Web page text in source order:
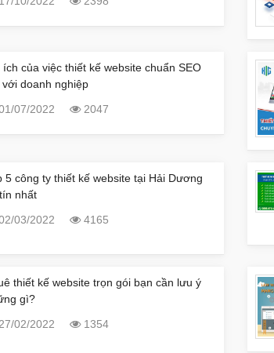
ích của việc thiết kế website chuẩn SEO
với doanh nghiệp
07/2022
2047
5 công ty thiết kế website tại Hải Dương
nhất
03/2022
4165
thiết kế website trọn gói bạn cần lưu ý
gì?
02/2022
1354